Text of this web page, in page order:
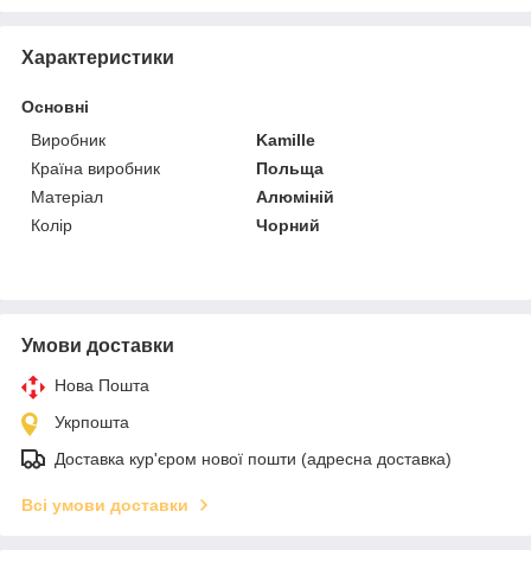
Характеристики
Основні
Виробник
Kamille
Країна виробник
Польща
Матеріал
Алюміній
Колір
Чорний
Умови доставки
Нова Пошта
Укрпошта
Доставка кур'єром нової пошти (адресна доставка)
Всі умови доставки